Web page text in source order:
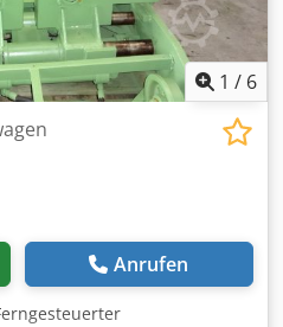
1 / 6
Anrufen